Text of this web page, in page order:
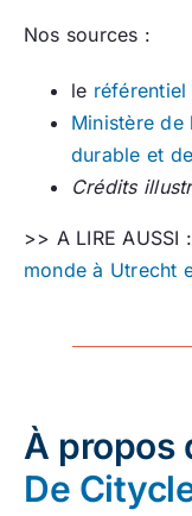
Nos sources :
le
Ministère de
durable et
Crédits
>> A LIRE AUSSI :
monde à Utrecht
À propos
De